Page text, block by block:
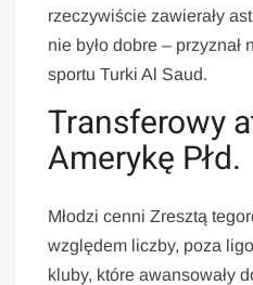
rzeczywiście zawierały
nie było dobre –
sportu Turki Al Saud.
Transferowy
Amerykę Płd.
Młodzi cenni Zresztą
względem liczby, poza
kluby, które awansowały